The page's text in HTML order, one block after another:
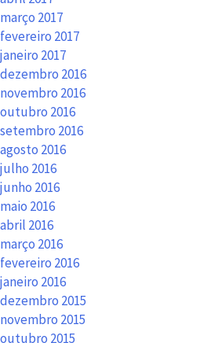
março 2017
fevereiro 2017
janeiro 2017
dezembro 2016
novembro 2016
outubro 2016
setembro 2016
agosto 2016
julho 2016
junho 2016
maio 2016
abril 2016
março 2016
fevereiro 2016
janeiro 2016
dezembro 2015
novembro 2015
outubro 2015